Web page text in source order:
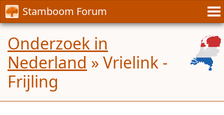
Stamboom Forum
Onderzoek in
Nederland » Vrielink -
Frijling